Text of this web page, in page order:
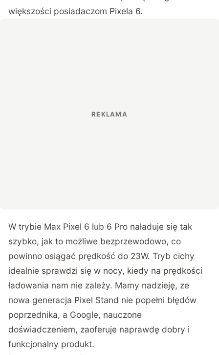
większości posiadaczom Pixela 6.
W trybie Max Pixel 6 lub 6 Pro naładuje się tak
szybko, jak to możliwe bezprzewodowo, co
powinno osiągać prędkość do 23W. Tryb cichy
idealnie sprawdzi się w nocy, kiedy na prędkości
ładowania nam nie zależy. Mamy nadzieję, ze
nowa generacja Pixel Stand nie popełni błędów
poprzednika, a Google, nauczone
doświadczeniem, zaoferuje naprawdę dobry i
funkcjonalny produkt.